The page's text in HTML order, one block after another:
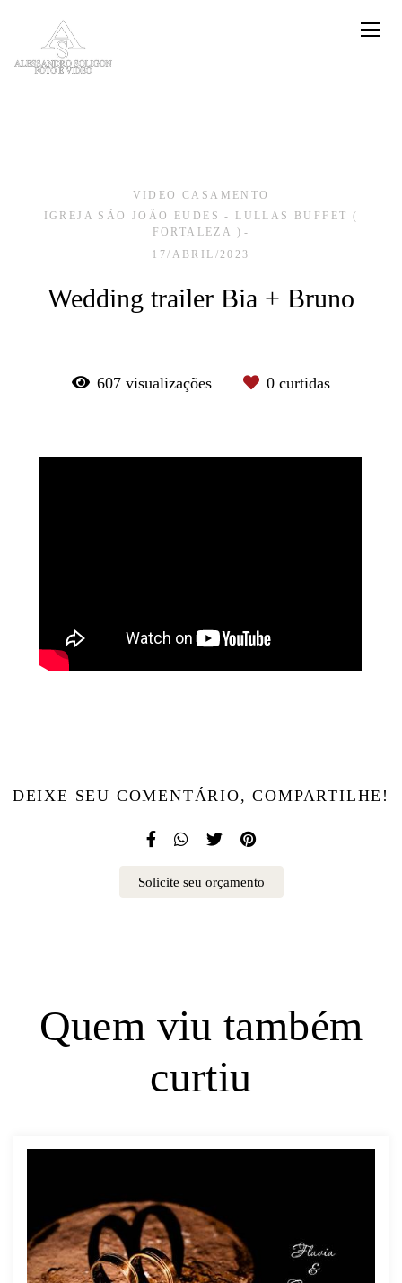
VIDEO CASAMENTO
IGREJA SÃO JOÃO EUDES - LULLAS BUFFET (
FORTALEZA )
17/ABRIL/2023
Wedding trailer Bia + Bruno
607 visualizações 0 curtidas
DEIXE SEU COMENTÁRIO, COMPARTILHE!
Solicite seu orçamento
Quem viu também
curtiu